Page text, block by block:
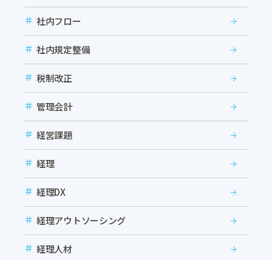
社内フロー
社内規定整備
税制改正
管理会計
経営課題
経理
経理DX
経理アウトソーシング
経理人材